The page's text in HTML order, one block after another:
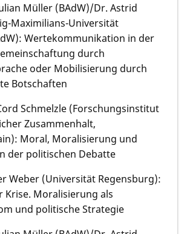
Müller (BAdW)/Dr. Astrid
Maximilians-Universität
Wertekommunikation in der
durch
oder Mobilisierung durch
Botschaften
Schmelzle (Forschungsinstitut
Zusammenhalt,
Moral, Moralisierung und
der politischen Debatte
Weber (Universität Regensburg):
Krise. Moralisierung als
und politische Strategie